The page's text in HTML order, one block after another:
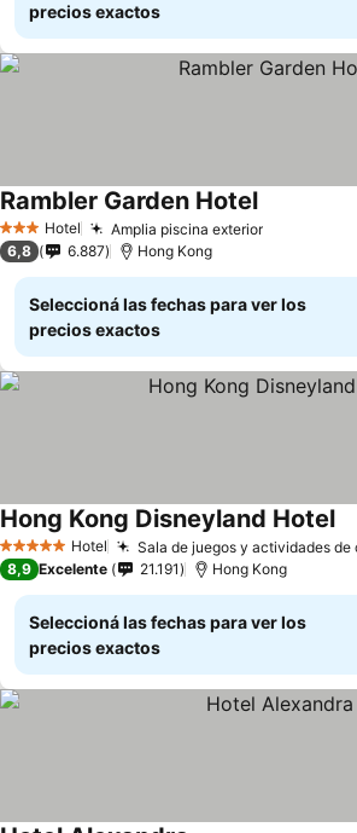
precios exactos
3 Estrellas
Hotel Amplia piscina exteriorVer precios
Rambler Garden HotelVer precios
6,8 6.887 Hong Kong
Seleccioná las fechas para ver los
precios exactos
5 Estrellas Hotel Sala de juegos y actividades de
Hong Kong Disneyland Hotel
8,9 Excelente 21.191 Hong Kong
Seleccioná las fechas para ver los
precios exactos